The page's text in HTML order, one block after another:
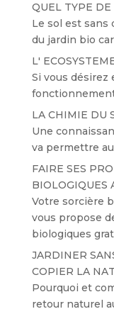
QUEL TYPE
Le sol est sans
du jardin bio
L'
Si vous désirez
LA CHIMIE DU
Une
va permettre
FAIRE SES
BIOLOGIQUES
Votre sorcière
vous propose
biologiques
JARDINER
COPIER LA
Pourquoi et
retour naturel